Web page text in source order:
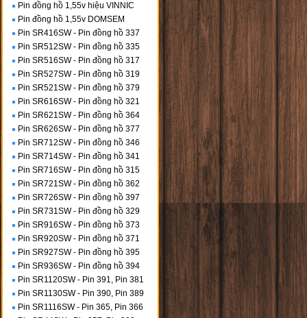
Pin đồng hồ 1,55v hiệu VINNIC
Pin đồng hồ 1,55v DOMSEM
Pin SR416SW - Pin đồng hồ 337
Pin SR512SW - Pin đồng hồ 335
Pin SR516SW - Pin đồng hồ 317
Pin SR527SW - Pin đồng hồ 319
Pin SR521SW - Pin đồng hồ 379
Pin SR616SW - Pin đồng hồ 321
Pin SR621SW - Pin đồng hồ 364
Pin SR626SW - Pin đồng hồ 377
Pin SR712SW - Pin đồng hồ 346
Pin SR714SW - Pin đồng hồ 341
Pin SR716SW - Pin đồng hồ 315
Pin SR721SW - Pin đồng hồ 362
Pin SR726SW - Pin đồng hồ 397
Pin SR731SW - Pin đồng hồ 329
Pin SR916SW - Pin đồng hồ 373
Pin SR920SW - Pin đồng hồ 371
Pin SR927SW - Pin đồng hồ 395
Pin SR936SW - Pin đồng hồ 394
Pin SR1120SW - Pin 391, Pin 381
Pin SR1130SW - Pin 390, Pin 389
Pin SR1116SW - Pin 365, Pin 366